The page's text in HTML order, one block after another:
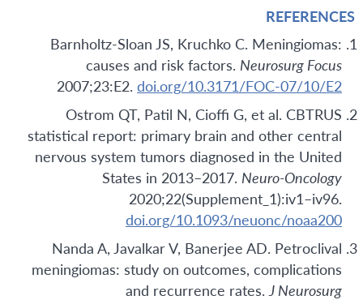
REFERENCES
Barnholtz-Sloan JS, Kruchko C. Meningiomas:
causes and risk factors. Neurosurg Focus
2007;23:E2. doi.org/10.3171/FOC-07/10/E2
Ostrom QT, Patil N, Cioffi G, et al. CBTRUS
statistical report: primary brain and other central
nervous system tumors diagnosed in the United
States in 2013–2017. Neuro-Oncology
2020;22(Supplement_1):iv1–iv96.
doi.org/10.1093/neuonc/noaa200
Nanda A, Javalkar V, Banerjee AD. Petroclival
meningiomas: study on outcomes, complications
and recurrence rates.J Neurosurg